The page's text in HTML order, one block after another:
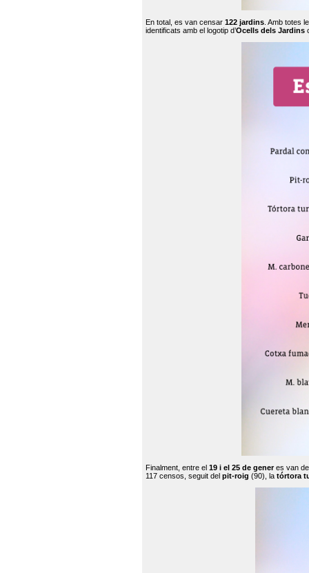
En total, es van censar 122 jardins . Amb totes
identificats amb el logotip d’Ocells dels Jardins
Finalment, entre el 19 i el 25 de generes van
117 censos, seguit del pit-roig (90), la tórtora